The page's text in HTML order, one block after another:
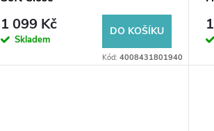
1 099 Kč
Skladem
DO KOŠÍKU
Kód: 4008431801940